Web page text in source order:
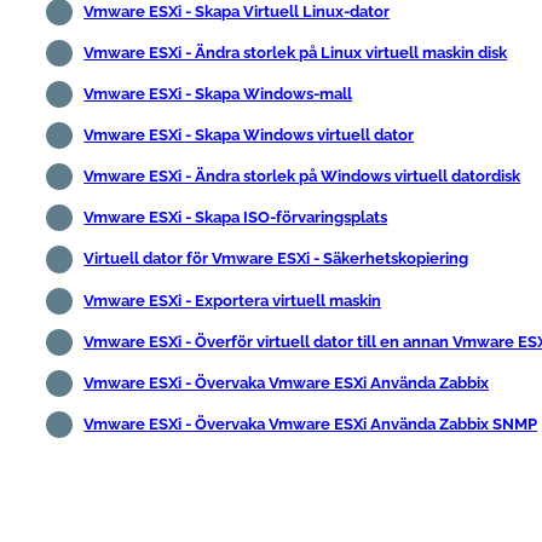
Vmware ESXi - Skapa Virtuell Linux-dator
Vmware ESXi - Ändra storlek på Linux virtuell maskin disk
Vmware ESXi - Skapa Windows-mall
Vmware ESXi - Skapa Windows virtuell dator
Vmware ESXi - Ändra storlek på Windows virtuell datordisk
Vmware ESXi - Skapa ISO-förvaringsplats
Virtuell dator för Vmware ESXi - Säkerhetskopiering
Vmware ESXi - Exportera virtuell maskin
Vmware ESXi - Överför virtuell dator till en annan Vmware
Vmware ESXi - Övervaka Vmware ESXi Använda Zabbix
Vmware ESXi - Övervaka Vmware ESXi Använda Zabbix SNMP